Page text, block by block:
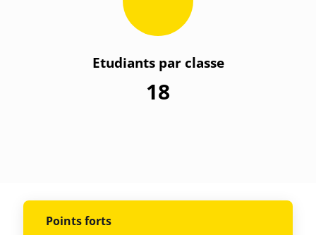
Etudiants par classe
18
Points forts